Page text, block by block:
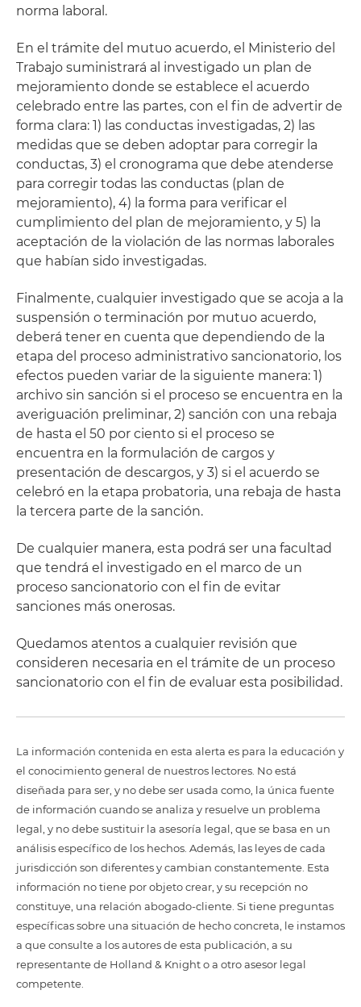
norma laboral.
En el trámite del mutuo acuerdo, el Ministerio del
Trabajo suministrará al investigado un plan de
mejoramiento donde se establece el acuerdo
celebrado entre las partes, con el fin de advertir de
forma clara: 1) las conductas investigadas, 2) las
medidas que se deben adoptar para corregir la
conductas, 3) el cronograma que debe atenderse
para corregir todas las conductas (plan de
mejoramiento), 4) la forma para verificar el
cumplimiento del plan de mejoramiento, y 5) la
aceptación de la violación de las normas laborales
que habían sido investigadas.
Finalmente, cualquier investigado que se acoja a la
suspensión o terminación por mutuo acuerdo,
deberá tener en cuenta que dependiendo de la
etapa del proceso administrativo sancionatorio, los
efectos pueden variar de la siguiente manera: 1)
archivo sin sanción si el proceso se encuentra en la
averiguación preliminar, 2) sanción con una rebaja
de hasta el 50 por ciento si el proceso se
encuentra en la formulación de cargos y
presentación de descargos, y 3) si el acuerdo se
celebró en la etapa probatoria, una rebaja de hasta
la tercera parte de la sanción.
De cualquier manera, esta podrá ser una facultad
que tendrá el investigado en el marco de un
proceso sancionatorio con el fin de evitar
sanciones más onerosas.
Quedamos atentos a cualquier revisión que
consideren necesaria en el trámite de un proceso
sancionatorio con el fin de evaluar esta posibilidad.
La información contenida en esta alerta es para la educación y
el conocimiento general de nuestros lectores. No está
diseñada para ser, y no debe ser usada como, la única fuente
de información cuando se analiza y resuelve un problema
legal, y no debe sustituir la asesoría legal, que se basa en un
análisis específico de los hechos. Además, las leyes de cada
jurisdicción son diferentes y cambian constantemente. Esta
información no tiene por objeto crear, y su recepción no
constituye, una relación abogado-cliente. Si tiene preguntas
específicas sobre una situación de hecho concreta, le instamos
a que consulte a los autores de esta publicación, a su
representante de Holland & Knight o a otro asesor legal
competente.